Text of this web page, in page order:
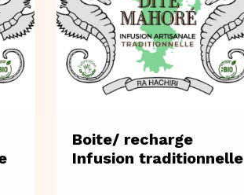
Boite/ recharge
Infusion traditionnelle